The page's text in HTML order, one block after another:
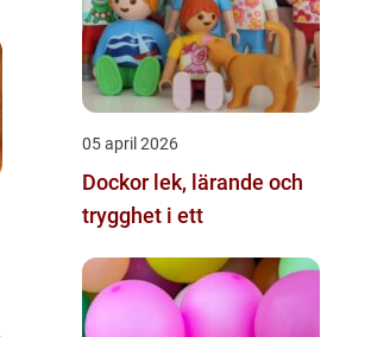
05 april 2026
Dockor lek, lärande och
trygghet i ett